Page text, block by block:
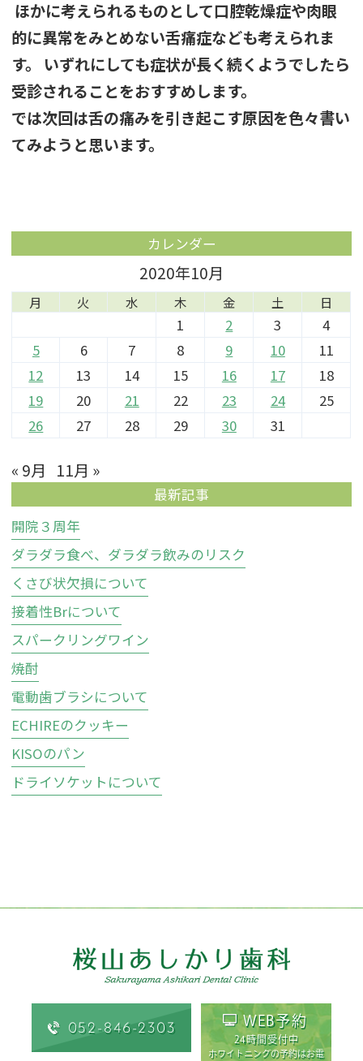
ほかに考えられるものとして口腔乾燥症や肉眼
的に異常をみとめない舌痛症なども考えられま
す。 いずれにしても症状が長く続くようでしたら
受診されることをおすすめします。
では次回は舌の痛みを引き起こす原因を色々書い
てみようと思います。
カレンダー
2020年10月
月 火 水 木 金 土 日
1 2 3
4
5
6 7 8 9 10
11
12
13 14 15 16 17
18
19
20 21 22 23 24
25
26
27 28 29 30 31
« 9月 11月 »
最新記事
開院３周年
ダラダラ食べ、ダラダラ飲みのリスク
くさび状欠損について
接着性Brについて
スパークリングワイン
焼酎
電動歯ブラシについて
ECHIREのクッキー
KISOのパン
ドライソケットについて
052-846-2303 WEB予約
24時間受付中
ホワイトニングの予約はお電